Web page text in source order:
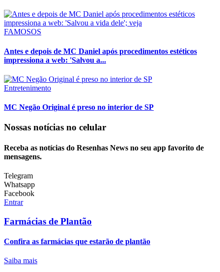
FAMOSOS
Antes e depois de MC Daniel após procedimentos estéticos
impressiona a web: 'Salvou a...
Entretenimento
MC Negão Original é preso no interior de SP
Nossas notícias no celular
Receba as notícias do Resenhas News no seu app favorito de
mensagens.
Telegram
Whatsapp
Facebook
Entrar
Farmácias de Plantão
Confira as farmácias que estarão de plantão
Saiba mais